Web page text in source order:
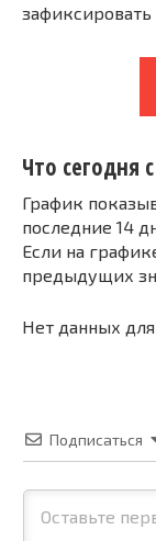
Что сегодня
График
последние 14
Если на
предыдущих
Нет данных
Подписаться